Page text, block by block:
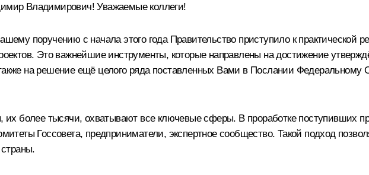
Владимирович! Уважаемые коллеги!
поручению с начала этого года Правительство приступило к практической
Это важнейшие инструменты, которые направлены на достижение
на решение ещё целого ряда поставленных Вами в Послании
их более тысячи, охватывают все ключевые сферы. В проработке поступивших
Госсовета, предприниматели, экспертное сообщество. Такой подход